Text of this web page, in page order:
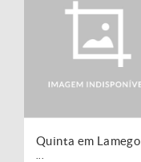
Quinta em Lamego